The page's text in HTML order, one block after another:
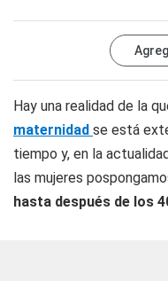
Hay una realidad de la
maternidad se está
tiempo y, en la
las mujeres
hasta después de los